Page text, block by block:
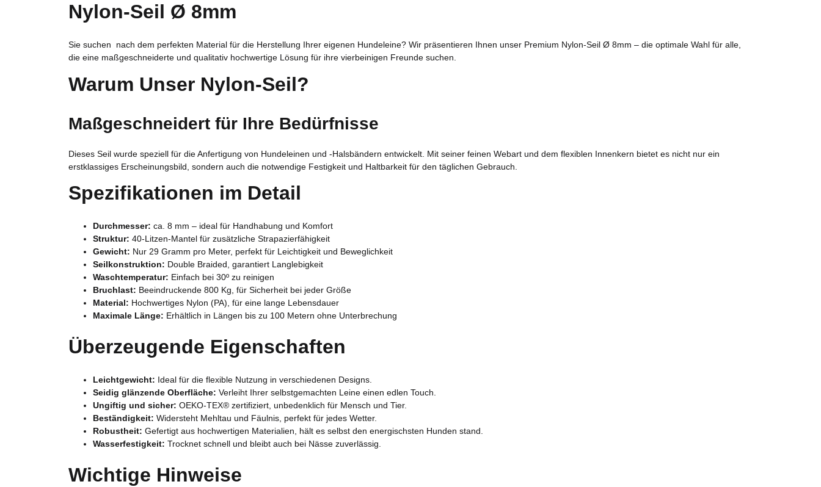
Nylon-Seil Ø 8mm
Sie suchen nach dem perfekten Material für die Herstellung Ihrer eigenen Hundeleine? Wir präsentieren Ihnen unser Premium Nylon-Seil Ø 8mm – die optimale Wahl für alle,
die eine maßgeschneiderte und qualitativ hochwertige Lösung für ihre vierbeinigen Freunde suchen.
Warum Unser Nylon-Seil?
Maßgeschneidert für Ihre Bedürfnisse
Dieses Seil wurde speziell für die Anfertigung von Hundeleinen und -Halsbändern entwickelt. Mit seiner feinen Webart und dem flexiblen Innenkern bietet es nicht nur ein
erstklassiges Erscheinungsbild, sondern auch die notwendige Festigkeit und Haltbarkeit für den täglichen Gebrauch.
Spezifikationen im Detail
Durchmesser: ca. 8 mm – ideal für Handhabung und Komfort
Struktur: 40-Litzen-Mantel für zusätzliche Strapazierfähigkeit
Gewicht: Nur 29 Gramm pro Meter, perfekt für Leichtigkeit und Beweglichkeit
Seilkonstruktion: Double Braided, garantiert Langlebigkeit
Waschtemperatur: Einfach bei 30º zu reinigen
Bruchlast: Beeindruckende 800 Kg, für Sicherheit bei jeder Größe
Material: Hochwertiges Nylon (PA), für eine lange Lebensdauer
Maximale Länge: Erhältlich in Längen bis zu 100 Metern ohne Unterbrechung
Überzeugende Eigenschaften
Leichtgewicht: Ideal für die flexible Nutzung in verschiedenen Designs.
Seidig glänzende Oberfläche: Verleiht Ihrer selbstgemachten Leine einen edlen Touch.
Ungiftig und sicher: OEKO-TEX® zertifiziert, unbedenklich für Mensch und Tier.
Beständigkeit: Widersteht Mehltau und Fäulnis, perfekt für jedes Wetter.
Robustheit: Gefertigt aus hochwertigen Materialien, hält es selbst den energischsten Hunden stand.
Wasserfestigkeit: Trocknet schnell und bleibt auch bei Nässe zuverlässig.
Wichtige Hinweise